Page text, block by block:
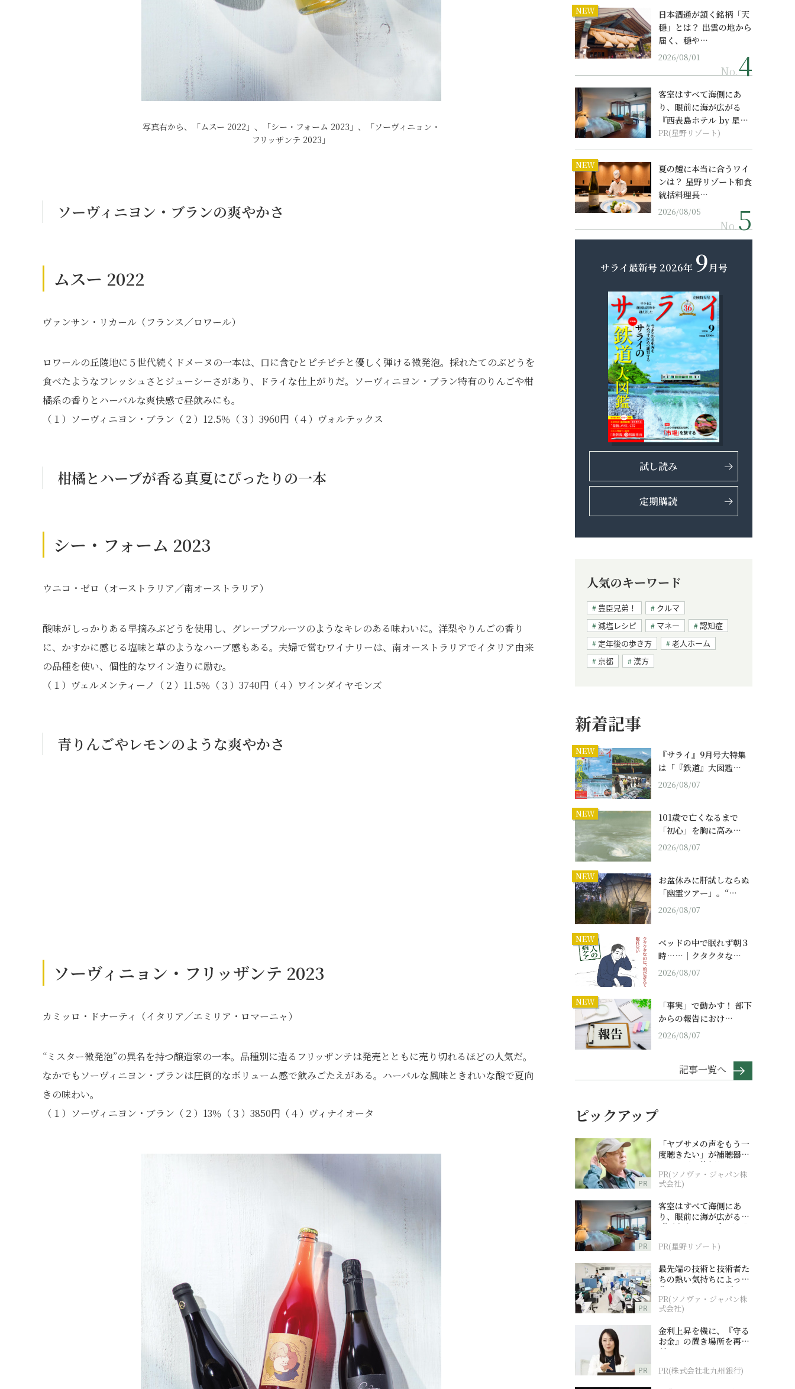
写真右から、「ムスー 2022」、「シー・フォーム 2023」、「ソーヴィニョン・
フリッザンテ 2023」
ソーヴィニヨン・ブランの爽やかさ
ムスー 2022
ヴァンサン・リカール（フランス／ロワール）
ロワールの丘陵地に５世代続くドメーヌの一本は、口に含むとピチピチと優しく弾ける微発泡。採れたてのぶどうを
食べたようなフレッシュさとジューシーさがあり、ドライな仕上がりだ。ソーヴィニヨン・ブラン特有のりんごや柑
橘系の香りとハーバルな爽快感で昼飲みにも。
（１）ソーヴィニヨン・ブラン（２）12.5％（３）3960円（４）ヴォルテックス
柑橘とハーブが香る真夏にぴったりの一本
シー・フォーム 2023
ウニコ・ゼロ（オーストラリア／南オーストラリア）
酸味がしっかりある早摘みぶどうを使用し、グレープフルーツのようなキレのある味わいに。洋梨やりんごの香り
に、かすかに感じる塩味と草のようなハーブ感もある。夫婦で営むワイナリーは、南オーストラリアでイタリア由来
の品種を使い、個性的なワイン造りに励む。
（１）ヴェルメンティーノ（２）11.5％（３）3740円（４）ワインダイヤモンズ
青りんごやレモンのような爽やかさ
ソーヴィニョン・フリッザンテ 2023
カミッロ・ドナーティ（イタリア／エミリア・ロマーニャ）
“ミスター微発泡”の異名を持つ醸造家の一本。品種別に造るフリッザンテは発売とともに売り切れるほどの人気だ。
なかでもソーヴィニヨン・ブランは圧倒的なボリューム感で飲みごたえがある。ハーバルな風味ときれいな酸で夏向
きの味わい。
（１）ソーヴィニヨン・ブラン（２）13％（３）3850円（４）ヴィナイオータ
NEW
日本酒通が頷く銘柄「天
穏」とは？ 出雲の地から
届く、穏や…
2026/08/01
No.
客室はすべて海側にあ
り、眼前に海が広がる
『西表島ホテル by 星野
リゾート』
PR(星野リゾート)
NEW
夏の鱧に本当に合うワイ
ンは？ 星野リゾート和食
統括料理長…
2026/08/05
No.
サライ最新号 2026年 9月号
試し読み
定期購読
人気のキーワード
豊臣兄弟！
クルマ
減塩レシピ
マネー
認知症
定年後の歩き方
老人ホーム
京都
漢方
新着記事
NEW
『サライ』9月号大特集
は「『鉄道』大図鑑…
2026/08/07
NEW
101歳で亡くなるまで
「初心」を胸に高み…
2026/08/07
NEW
お盆休みに肝試しならぬ
「幽霊ツアー」。“…
2026/08/07
NEW
ベッドの中で眠れず朝３
時……｜クタクタな…
2026/08/07
NEW
「事実」で動かす！ 部下
からの報告におけ…
2026/08/07
記事一覧へ
ピックアップ
PR
「ヤブサメの声をもう一
度聴きたい」が補聴器チ
ャレンジの後押しに
PR(ソノヴァ・ジャパン株
式会社)
PR
客室はすべて海側にあ
り、眼前に海が広がる
『西表島ホテル by 星野
PR(星野リゾート)
PR
最先端の技術と技術者た
ちの熱い気持ちによって
作られているオーダーメ
イド補聴器
PR(ソノヴァ・ジャパン株
式会社)
PR
金利上昇を機に、『守る
お金』の置き場所を再検
討
PR(株式会社北九州銀行)